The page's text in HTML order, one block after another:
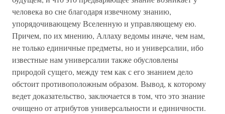
человека во сне благодаря извечному знанию,
упорядочивающему Вселенную и управляющему ею.
Причем, по их мнению, Аллаху ведомы иначе, чем нам,
не только единичные предметы, но и универсалии, ибо
известные нам универсалии также обусловлены
природой сущего, между тем как с его знанием дело
обстоит противоположным образом. Вывод, к которому
ведет доказательство, заключается в том, что это знание
очищено от атрибутов универсальности и единичности.